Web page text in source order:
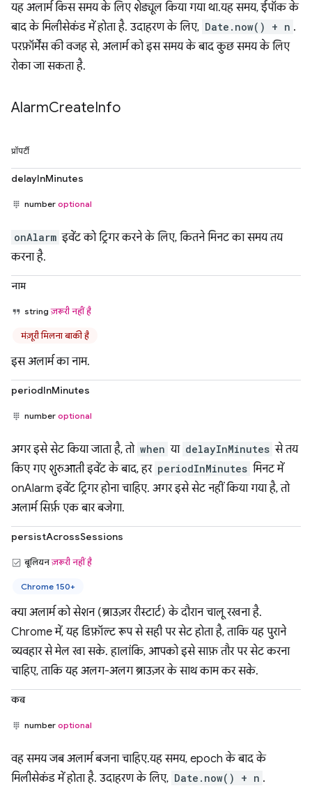
यह अलार्म किस समय के लिए शेड्यूल किया गया था.यह समय, ईपॉक के
बाद के मिलीसेकंड में होता है. उदाहरण के लिए, Date.now() + n .
परफ़ॉर्मेंस की वजह से, अलार्म को इस समय के बाद कुछ समय के लिए
रोका जा सकता है.
AlarmCreateInfo
प्रॉपर्टी
delayInMinutes
number optional
onAlarm इवेंट को ट्रिगर करने के लिए, कितने मिनट का समय तय
करना है.
नाम
stringज़रूरी नहीं है
मंज़ूरी मिलना बाकी है
इस अलार्म का नाम.
periodInMinutes
number optional
अगर इसे सेट किया जाता है, तो when या delayInMinutes से तय
किए गए शुरुआती इवेंट के बाद, हर periodInMinutes मिनट में
onAlarm इवेंट ट्रिगर होना चाहिए. अगर इसे सेट नहीं किया गया है, तो
अलार्म सिर्फ़ एक बार बजेगा.
persistAcrossSessions
बूलियनज़रूरी नहीं है
Chrome 150+
क्या अलार्म को सेशन (ब्राउज़र रीस्टार्ट) के दौरान चालू रखना है.
Chrome में, यह डिफ़ॉल्ट रूप से सही पर सेट होता है, ताकि यह पुराने
व्यवहार से मेल खा सके. हालांकि, आपको इसे साफ़ तौर पर सेट करना
चाहिए, ताकि यह अलग-अलग ब्राउज़र के साथ काम कर सके.
कब
number optional
वह समय जब अलार्म बजना चाहिए.यह समय, epoch के बाद के
मिलीसेकंड में होता है. उदाहरण के लिए, Date.now() + n .